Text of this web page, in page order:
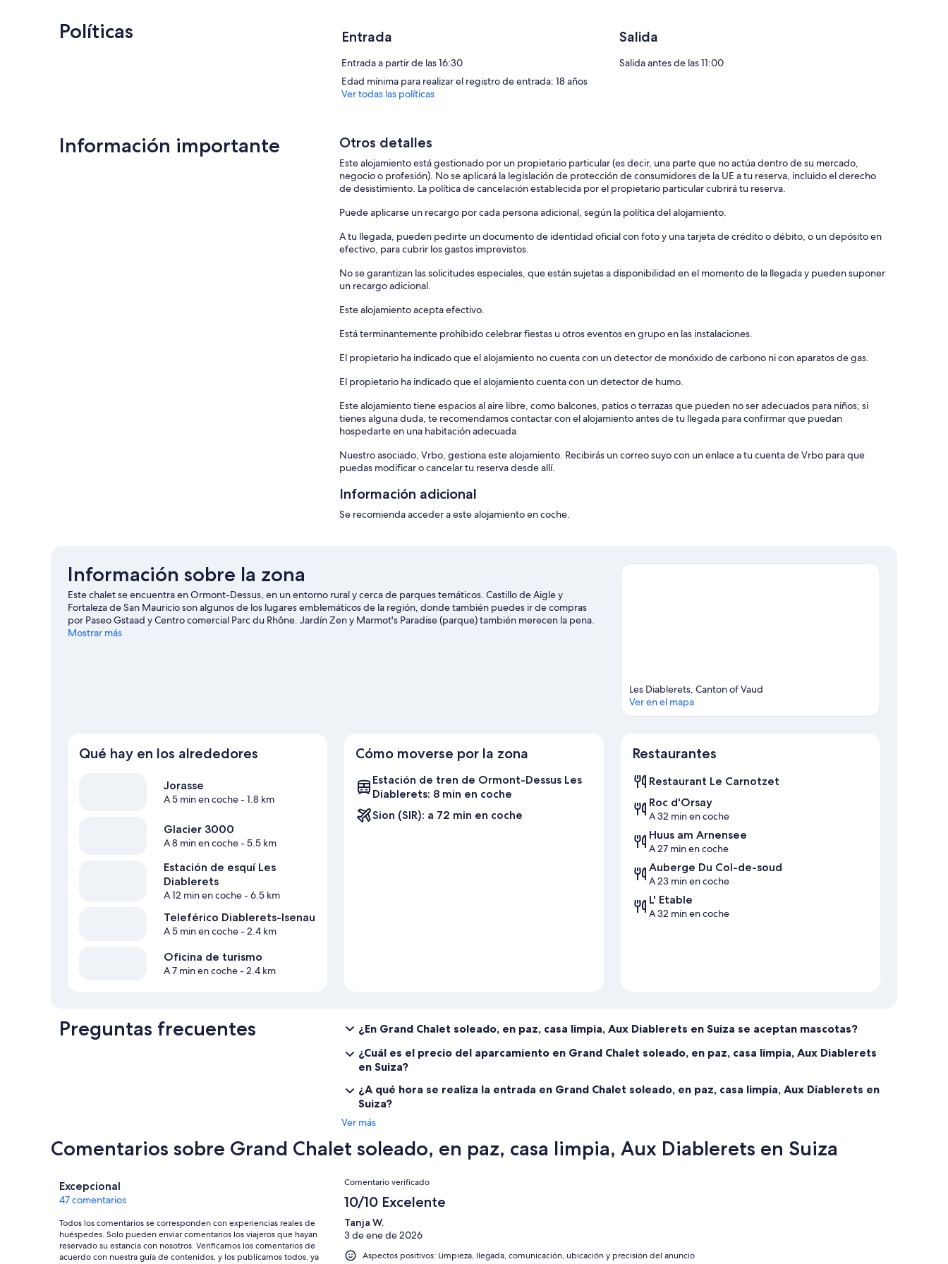
Disfrutar de hermosos paseos por la montaña algunas de las cuales salen directamente de la casa.
El ciclismo de montaña, parapente, escalada de árboles son de fácil acceso en el pueblo por no hablar de la tarjeta de acceso
gratuito que ofrece servicios completos que se abre y actividades gratuitas.
Sin mencionar el turismo alrededor de Diablerets: el Lago Lemán y sus viñedos, las minas de sal de Bex, los baños de agua
caliente de Lavey, el Golf Villars, etc. La lista es interminable. Finalmente posibilidades para un paseo a Glacier 3000, a 6 km, con
sus actividades de verano: pista de trineo sobre raíles, puente colgante a 3000 metros, caminar sobre el glaciar.
Políticas Entrada
Entrada a partir de las 16:30
Edad mínima para realizar el registro de entrada: 18 años
Salida
Salida antes de las 11:00
Ver todas las políticas
Información importante Otros detalles
Este alojamiento está gestionado por un propietario particular (es decir, una parte que no actúa dentro de su mercado,
negocio o profesión). No se aplicará la legislación de protección de consumidores de la UE a tu reserva, incluido el derecho
de desistimiento. La política de cancelación establecida por el propietario particular cubrirá tu reserva.
Puede aplicarse un recargo por cada persona adicional, según la política del alojamiento.
A tu llegada, pueden pedirte un documento de identidad oficial con foto y una tarjeta de crédito o débito, o un depósito en
efectivo, para cubrir los gastos imprevistos.
No se garantizan las solicitudes especiales, que están sujetas a disponibilidad en el momento de la llegada y pueden suponer
un recargo adicional.
Este alojamiento acepta efectivo.
Está terminantemente prohibido celebrar fiestas u otros eventos en grupo en las instalaciones.
El propietario ha indicado que el alojamiento no cuenta con un detector de monóxido de carbono ni con aparatos de gas.
El propietario ha indicado que el alojamiento cuenta con un detector de humo.
Este alojamiento tiene espacios al aire libre, como balcones, patios o terrazas que pueden no ser adecuados para niños; si
tienes alguna duda, te recomendamos contactar con el alojamiento antes de tu llegada para confirmar que puedan
hospedarte en una habitación adecuada
Nuestro asociado, Vrbo, gestiona este alojamiento. Recibirás un correo suyo con un enlace a tu cuenta de Vrbo para que
puedas modificar o cancelar tu reserva desde allí.
Información adicional
Se recomienda acceder a este alojamiento en coche.
Información sobre la zona
Este chalet se encuentra en Ormont-Dessus, en un entorno rural y cerca de parques temáticos. Castillo de Aigle y
Fortaleza de San Mauricio son algunos de los lugares emblemáticos de la región, donde también puedes ir de compras
por Paseo Gstaad y Centro comercial Parc du Rhône. Jardín Zen y Marmot's Paradise (parque) también merecen la pena.
Al estar junto a la montaña, podrás acercarte y disfrutar del esquí de fondo y del snowboard, o realizar actividades al aire
Mostrar más
Les Diablerets, Canton of Vaud
Ver en el mapa
Qué hay en los alrededores
Jorasse
A 5 min en coche- 1.8 km
Glacier 3000
A 8 min en coche- 5.5 km
Estación de esquí Les
Diablerets
A 12 min en coche- 6.5 km
Teleférico Diablerets-Isenau
A 5 min en coche- 2.4 km
Oficina de turismo
A 7 min en coche- 2.4 km
Cómo moverse por la zona
Estación de tren de Ormont-Dessus Les
Diablerets: 8 min en coche
Sion (SIR): a 72 min en coche
Restaurantes
Restaurant Le Carnotzet
Roc d'Orsay
A 32 min en coche
Huus am Arnensee
A 27 min en coche
Auberge Du Col-de-soud
A 23 min en coche
L' Etable
A 32 min en coche
Preguntas frecuentes
¿En Grand Chalet soleado, en paz, casa limpia, Aux Diablerets en Suiza se aceptan mascotas?
¿Cuál es el precio del aparcamiento en Grand Chalet soleado, en paz, casa limpia, Aux Diablerets
en Suiza?
¿A qué hora se realiza la entrada en Grand Chalet soleado, en paz, casa limpia, Aux Diablerets en
Suiza?
Ver más
Comentarios sobre Grand Chalet soleado, en paz, casa limpia, Aux Diablerets en Suiza
Comentarios
Excepcional
47 comentarios
Todos los comentarios se corresponden con experiencias reales de
huéspedes. Solo pueden enviar comentarios los viajeros que hayan
reservado su estancia con nosotros. Verificamos los comentarios de
acuerdo con nuestra guía de contenidos, y los publicamos todos, ya
Comentarios
Comentario verificado
10/10 Excelente
Tanja W.
3 de ene de 2026
Aspectos positivos: Limpieza, llegada, comunicación, ubicación y precisión del anuncio